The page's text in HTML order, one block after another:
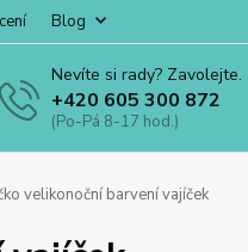
Blog
Nevíte si rady? Zavolejte.
+420 605 300 872
(Po-Pá 8-17 hod.)
velikonoční barvení vajíček